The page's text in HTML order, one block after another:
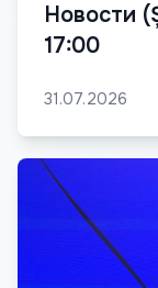
Новости
17:00
31.07.2026